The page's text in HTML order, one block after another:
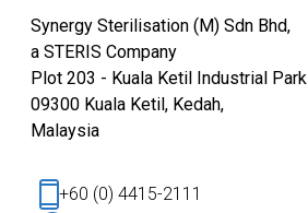
Synergy Sterilisation (M) Sdn Bhd,
a STERIS Company
Plot 203 - Kuala Ketil Industrial Park
09300 Kuala Ketil, Kedah,
Malaysia
+60 (0) 4415-2111